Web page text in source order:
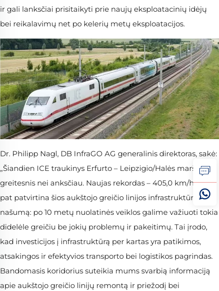
ir gali lanksčiai prisitaikyti prie naujų eksploatacinių idėjų
bei reikalavimų net po kelerių metų eksploatacijos.
Dr. Philipp Nagl, DB InfraGO AG generalinis direktoras, sakė:
„Šiandien ICE traukinys Erfurto – Leipzigio/Halės maršrute
greitesnis nei anksčiau. Naujas rekordas – 405,0 km/h – taip
pat patvirtina šios aukštojo greičio linijos infrastruktūros
našumą: po 10 metų nuolatinės veiklos galime važiuoti tokia
didelėle greičiu be jokių problemų ir pakeitimų. Tai įrodo,
kad investicijos į infrastruktūrą per kartas yra patikimos,
atsakingos ir efektyvios transporto bei logistikos pagrindas.
Bandomasis koridorius suteikia mums svarbią informaciją
apie aukštojo greičio linijų remontą ir priežodį bei